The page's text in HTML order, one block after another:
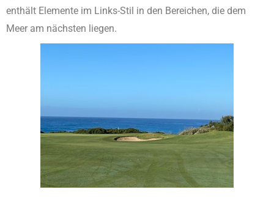
enthält Elemente im Links-Stil in den Bereichen, die dem
Meer am nächsten liegen.